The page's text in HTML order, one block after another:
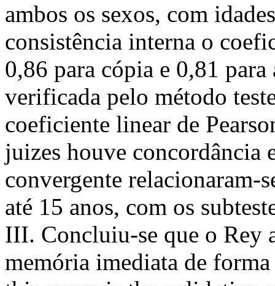
ambos os sexos, com
consistência interna o
0,86 para cópia e 0,81
verificada pelo método
coeficiente linear de
juizes houve concordância
convergente relacionaram-
até 15 anos, com os
III. Concluiu-se que o Rey
memória imediata de